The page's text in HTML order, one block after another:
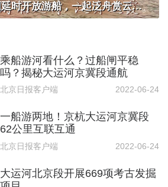
北京多家市属公园延时开放游船，一起泛舟赏云霞！
乘船游河看什么？过船闸平稳
吗？揭秘大运河京冀段通航
北京日报客户端 2022-06-24
一船游两地！京杭大运河京冀段
62公里互联互通
北京日报客户端 2022-06-24
大运河北京段开展669项考古发掘